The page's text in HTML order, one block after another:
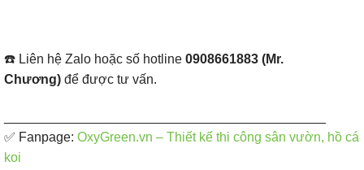
☎️ Liên hệ Zalo hoặc số hotline 0908661883 (Mr.
Chương) để được tư vấn.
✅ Fanpage: ​ OxyGreen.vn – Thiết kế thi công sân vườn, hồ cá
koi